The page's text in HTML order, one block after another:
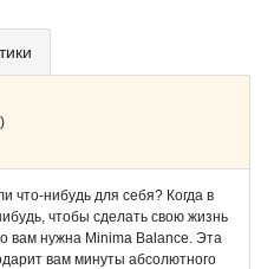
что-нибудь для себя? Когда в
чтобы сделать свою жизнь
вам нужна Minima Balance. Эта
вам минуты абсолютного